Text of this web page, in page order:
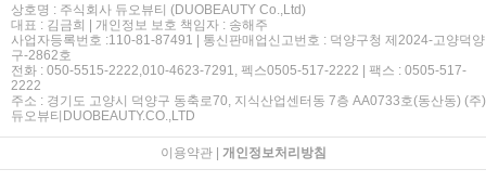
상호명 : 주식회사 듀오뷰티 (DUOBEAUTY Co.,Ltd)
대표 : 김금희 | 개인정보 보호 책임자 : 송해주
사업자등록번호 :110-81-87491 | 통신판매업신고번호 : 덕양구청 제2024-고양덕양
구-2862호
전화 : 050-5515-2222,010-4623-7291, 펙스0505-517-2222 | 팩스 : 0505-517-
2222
주소 : 경기도 고양시 덕양구 동축로70, 지식산업센터동 7층 AA0733호(동산동) (주)
듀오뷰티DUOBEAUTY.CO.,LTD
이용약관| 개인정보처리방침